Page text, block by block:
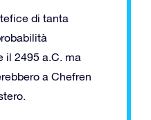
di tanta
il 2495 a.C. ma
a Chefren